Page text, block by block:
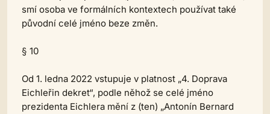
smí osoba ve formálních kontextech používat také
původní celé jméno beze změn.
§ 10
Od 1. ledna 2022 vstupuje v platnost „4. Doprava
Eichleřin dekret“, podle něhož se celé jméno
prezidenta Eichlera mění z (ten) „Antonín Bernard